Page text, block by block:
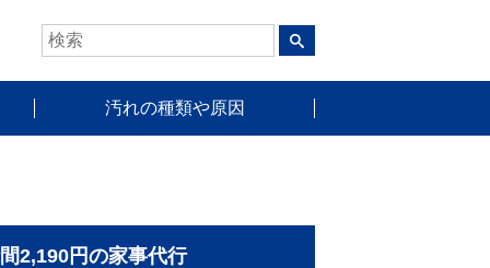
汚れの種類や原因
2,190円の家事代行